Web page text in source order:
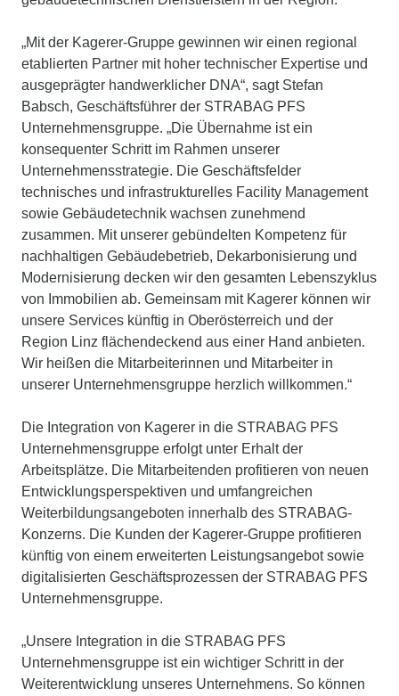
„Mit der Kagerer-Gruppe gewinnen wir einen regional
etablierten Partner mit hoher technischer Expertise und
ausgeprägter handwerklicher DNA“, sagt Stefan
Babsch, Geschäftsführer der STRABAG PFS
Unternehmensgruppe. „Die Übernahme ist ein
konsequenter Schritt im Rahmen unserer
Unternehmensstrategie. Die Geschäftsfelder
technisches und infrastrukturelles Facility Management
sowie Gebäudetechnik wachsen zunehmend
zusammen. Mit unserer gebündelten Kompetenz für
nachhaltigen Gebäudebetrieb, Dekarbonisierung und
Modernisierung decken wir den gesamten Lebenszyklus
von Immobilien ab. Gemeinsam mit Kagerer können wir
unsere Services künftig in Oberösterreich und der
Region Linz flächendeckend aus einer Hand anbieten.
Wir heißen die Mitarbeiterinnen und Mitarbeiter in
unserer Unternehmensgruppe herzlich willkommen.“
Die Integration von Kagerer in die STRABAG PFS
Unternehmensgruppe erfolgt unter Erhalt der
Arbeitsplätze. Die Mitarbeitenden profitieren von neuen
Entwicklungsperspektiven und umfangreichen
Weiterbildungsangeboten innerhalb des STRABAG-
Konzerns. Die Kunden der Kagerer-Gruppe profitieren
künftig von einem erweiterten Leistungsangebot sowie
digitalisierten Geschäftsprozessen der STRABAG PFS
Unternehmensgruppe.
„Unsere Integration in die STRABAG PFS
Unternehmensgruppe ist ein wichtiger Schritt in der
Weiterentwicklung unseres Unternehmens. So können